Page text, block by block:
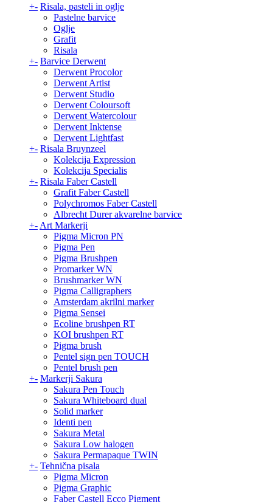
+- Risala, pasteli in oglje
Pastelne barvice
Oglje
Grafit
Risala
+- Barvice Derwent
Derwent Procolor
Derwent Artist
Derwent Studio
Derwent Coloursoft
Derwent Watercolour
Derwent Inktense
Derwent Lightfast
+- Risala Bruynzeel
Kolekcija Expression
Kolekcija Specialis
+- Risala Faber Castell
Grafit Faber Castell
Polychromos Faber Castell
Albrecht Durer akvarelne barvice
+- Art Markerji
Pigma Micron PN
Pigma Pen
Pigma Brushpen
Promarker WN
Brushmarker WN
Pigma Calligraphers
Amsterdam akrilni marker
Pigma Sensei
Ecoline brushpen RT
KOI brushpen RT
Pigma brush
Pentel sign pen TOUCH
Pentel brush pen
+- Markerji Sakura
Sakura Pen Touch
Sakura Whiteboard dual
Solid marker
Identi pen
Sakura Metal
Sakura Low halogen
Sakura Permapaque TWIN
+- Tehnična pisala
Pigma Micron
Pigma Graphic
Faber Castell Ecco Pigment